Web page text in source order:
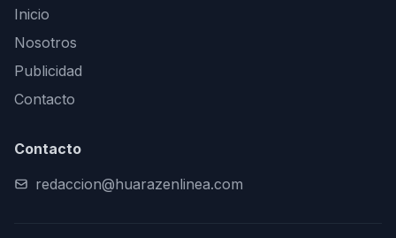
Inicio
Nosotros
Publicidad
Contacto
Contacto
redaccion@huarazenlinea.com